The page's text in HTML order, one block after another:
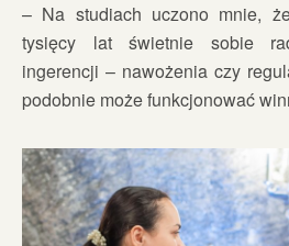
– Na studiach uczono mnie,
tysięcy lat świetnie sobie
ingerencji – nawożenia czy
podobnie może funkcjonować